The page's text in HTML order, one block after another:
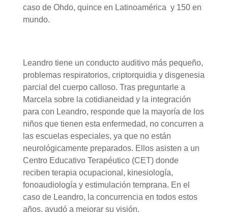
caso de Ohdo, quince en Latinoamérica y 150 en
mundo.
Leandro tiene un conducto auditivo más pequeño,
problemas respiratorios, criptorquidia y disgenesia
parcial del cuerpo calloso. Tras preguntarle a
Marcela sobre la cotidianeidad y la integración
para con Leandro, responde que la mayoría de los
niños que tienen esta enfermedad, no concurren a
las escuelas especiales, ya que no están
neurológicamente preparados. Ellos asisten a un
Centro Educativo Terapéutico (CET) donde
reciben terapia ocupacional, kinesiología,
fonoaudiología y estimulación temprana. En el
caso de Leandro, la concurrencia en todos estos
años, ayudó a mejorar su visión.